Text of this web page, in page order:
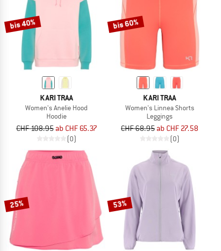
bis 40%
KARI TRAA
Women's Anelie Hood
Hoodie
CHF 108.95 ab CHF 65.37
(0)
bis 60%
KARI TRAA
Women's Linnea Shorts
Leggings
CHF 68.95 ab CHF 27.58
(0)
25% 53%